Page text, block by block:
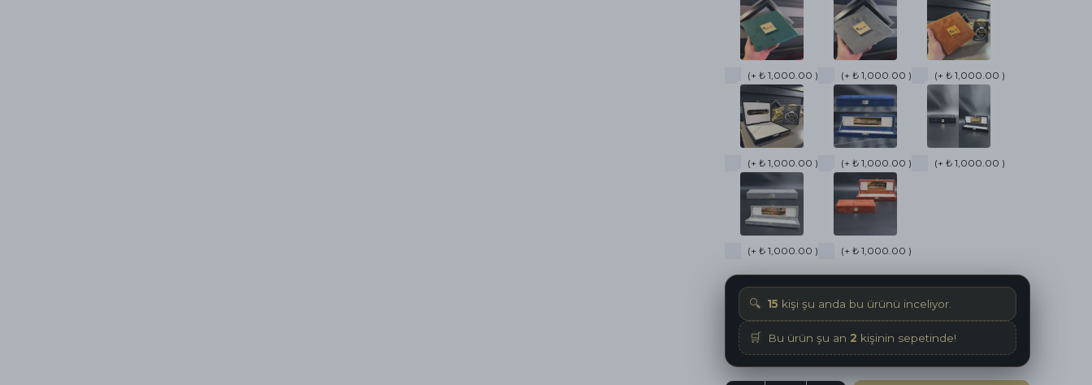
(+ ₺ 1,000.00 ) (+ ₺ 1,000.00 ) (+ ₺ 1,000.00 )
(+ ₺ 1,000.00 ) (+ ₺ 1,000.00 ) (+ ₺ 1,000.00 )
(+ ₺ 1,000.00 ) (+ ₺ 1,000.00 )
🔍 15 kişi şu anda bu ürünü inceliyor.
🛒 Bu ürün şu an 2 kişinin sepetinde!